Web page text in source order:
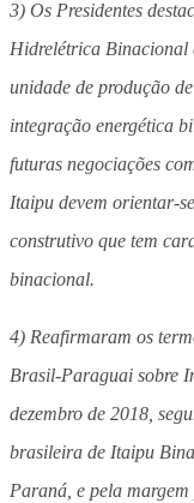
3) Os Presidentes
Hidrelétrica Binacional
unidade de produção
integração energética
futuras negociações
Itaipu devem orientar-
construtivo que tem
binacional.
4) Reafirmaram os
Brasil-Paraguai sobre
dezembro de 2018,
brasileira de Itaipu
Paraná, e pela